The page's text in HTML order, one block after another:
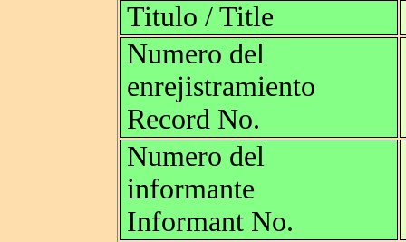
Titulo / Title
Numero del
enrejistramiento
Record No.
Numero del
informante
Informant No.